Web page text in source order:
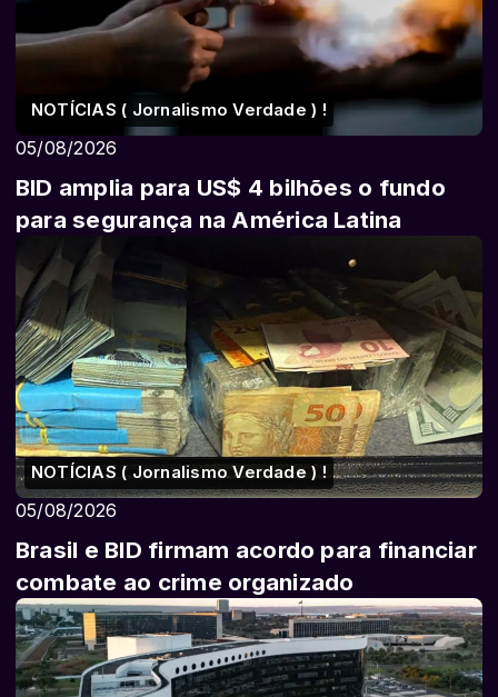
NOTÍCIAS ( Jornalismo Verdade ) !
05/08/2026
BID amplia para US$ 4 bilhões o fundo
para segurança na América Latina
NOTÍCIAS ( Jornalismo Verdade ) !
05/08/2026
Brasil e BID firmam acordo para financiar
combate ao crime organizado